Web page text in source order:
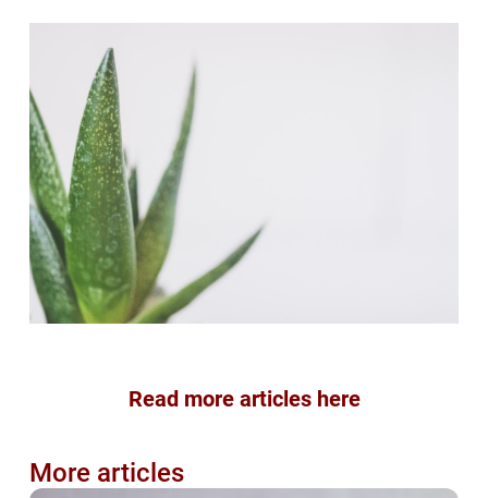
Read more articles here
More articles